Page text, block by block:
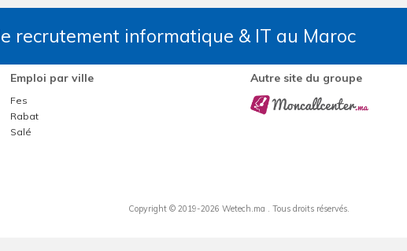
recrutement informatique & IT au Maroc
Emploi par ville
Fes
Rabat
Salé
Autre site du groupe
Copyright © 2019-2026 Wetech.ma . Tous droits réservés.